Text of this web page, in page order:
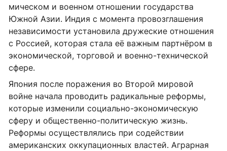
мическом и военном отношении государ­ства
Южной Азии. Индия с момента провозглашения
независимости установила дружеские отношения
с Россией, которая стала её важным партнёром в
эко­номической, торговой и военно-технической
сфере.
Япония после поражения во Второй мировой
войне начала проводить радикальные реформы,
которые изменили социально-экономическую
сферу и общественно-политическую жизнь.
Реформы осуществлялись при содействии
американских оккупационных властей. Аграрная